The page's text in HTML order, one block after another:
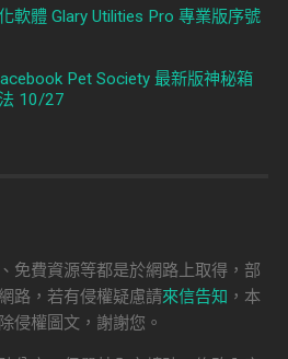
軟體 Glary Utilities Pro 專業版序號
Pet Society 最新版神秘箱
10/27
免費資源等都是於網路上取得，部
路，若有侵權疑慮請來信告知 ，本
侵權圖文，謝謝您。